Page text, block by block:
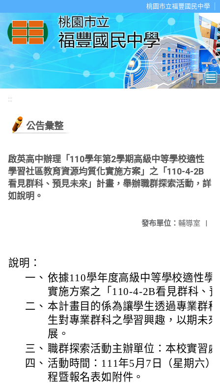
桃園市立福豐國民中學
:::
公告彙整
啟英高中辦理「110學年第2學期高級中等學校適性
學習社區教育資源均質化實施方案」之「110-4-2B
看見群科、預見未來」計畫，舉辦職群探索活動，詳
如說明。
發布單位： 輔導室 |
說明：
一、 依據110學年度高級中等學校適性學
實施方案之「110-4-2B看見群科、
二、 本計畫目的係為讓學生透過專業群
生對專業群科之學習興趣，以期未
展。
三、 職群探索活動主辦單位：本校實習
四、 活動時間：111年5月7日（星期六
程暨報名表如附件。